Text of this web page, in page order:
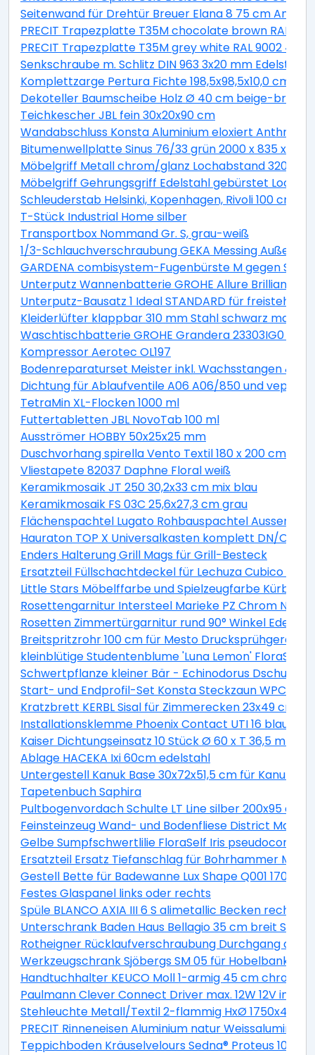
Seitenwand für Drehtür Breuer Elana 8 75 cm
PRECIT Trapezplatte T35M chocolate brown RAL
PRECIT Trapezplatte T35M grey white RAL 9002
Senkschraube m. Schlitz DIN 963 3x20 mm Edelstahl
Komplettzarge Pertura Fichte 198,5x98,5x10,0 cm
Dekoteller Baumscheibe Holz Ø 40 cm beige-braun
Teichkescher JBL fein 30x20x90 cm
Wandabschluss Konsta Aluminium eloxiert Anthrazit
Bitumenwellplatte Sinus 76/33 grün 2000 x 835 x 2,2
Möbelgriff Metall chrom/glanz Lochabstand 320 mm
Möbelgriff Gehrungsgriff Edelstahl gebürstet
Schleuderstab Helsinki, Kopenhagen, Rivoli 100 cm
T-Stück Industrial Home silber
Transportbox Nommand Gr. S, grau-weiß
1/3-Schlauchverschraubung GEKA Messing
GARDENA combisystem-Fugenbürste M gegen
Unterputz Wannenbatterie GROHE Allure Brilliant
Unterputz-Bausatz 1 Ideal STANDARD für
Kleiderlüfter klappbar 310 mm Stahl schwarz matt
Waschtischbatterie GROHE Grandera 23303IG0
Kompressor Aerotec OL197
Bodenreparaturset Meister inkl. Wachsstangen &
Dichtung für Ablaufventile A06 A06/850 und veporit.
TetraMin XL-Flocken 1000 ml
Futtertabletten JBL NovoTab 100 ml
Ausströmer HOBBY 50x25x25 mm
Duschvorhang spirella Vento Textil 180 x 200 cm
Vliestapete 82037 Daphne Floral weiß
Keramikmosaik JT 250 30,2x33 cm mix blau
Keramikmosaik FS 03C 25,6x27,3 cm grau
Flächenspachtel Lugato Rohbauspachtel Aussen 5
Hauraton TOP X Universalkasten komplett DN/OD
Enders Halterung Grill Mags für Grill-Besteck
Ersatzteil Füllschachtdeckel für Lechuza Cubico Ø
Little Stars Möbelffarbe und Spielzeugfarbe
Rosettengarnitur Intersteel Marieke PZ Chrom
Rosetten Zimmertürgarnitur rund 90° Winkel
Breitspritzrohr 100 cm für Mesto Drucksprühgeräte
kleinblütige Studentenblume 'Luna Lemon' FloraSelf
Schwertpflanze kleiner Bär - Echinodorus
Start- und Endprofil-Set Konsta Steckzaun WPC
Kratzbrett KERBL Sisal für Zimmerecken 23x49 cm
Installationsklemme Phoenix Contact UTI 16 blau
Kaiser Dichtungseinsatz 10 Stück Ø 60 x T 36,5 mm
Ablage HACEKA Ixi 60cm edelstahl
Untergestell Kanuk Base 30x72x51,5 cm für Kanuk®
Tapetenbuch Saphira
Pultbogenvordach Schulte LT Line silber 200x95 cm
Feinsteinzeug Wand- und Bodenfliese District
Gelbe Sumpfschwertlilie FloraSelf Iris pseudocorus H
Ersatzteil Ersatz Tiefanschlag für Bohrhammer
Gestell Bette für Badewanne Lux Shape Q001
Festes Glaspanel links oder rechts
Spüle BLANCO AXIA III 6 S alimetallic Becken rechts
Unterschrank Baden Haus Bellagio 35 cm breit
Rotheigner Rücklaufverschraubung Durchgang
Werkzeugschrank Sjöbergs SM 05 für Hobelbank
Handtuchhalter KEUCO Moll 1-armig 45 cm chrom
Paulmann Clever Connect Driver max. 12W 12V
Stehleuchte Metall/Textil 2-flammig HxØ 1750x400
PRECIT Rinneneisen Aluminium natur Weissaluminium
Teppichboden Kräuselvelours Sedna® Proteus